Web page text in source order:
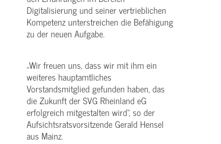
Digitalisierung und seiner vertrieblichen
Kompetenz unterstreichen die Befähigung
zu der neuen Aufgabe.
„Wir freuen uns, dass wir mit ihm ein
weiteres hauptamtliches
Vorstandsmitglied gefunden haben, das
die Zukunft der SVG Rheinland eG
erfolgreich mitgestalten wird“, so der
Aufsichtsratsvorsitzende Gerald Hensel
aus Mainz.